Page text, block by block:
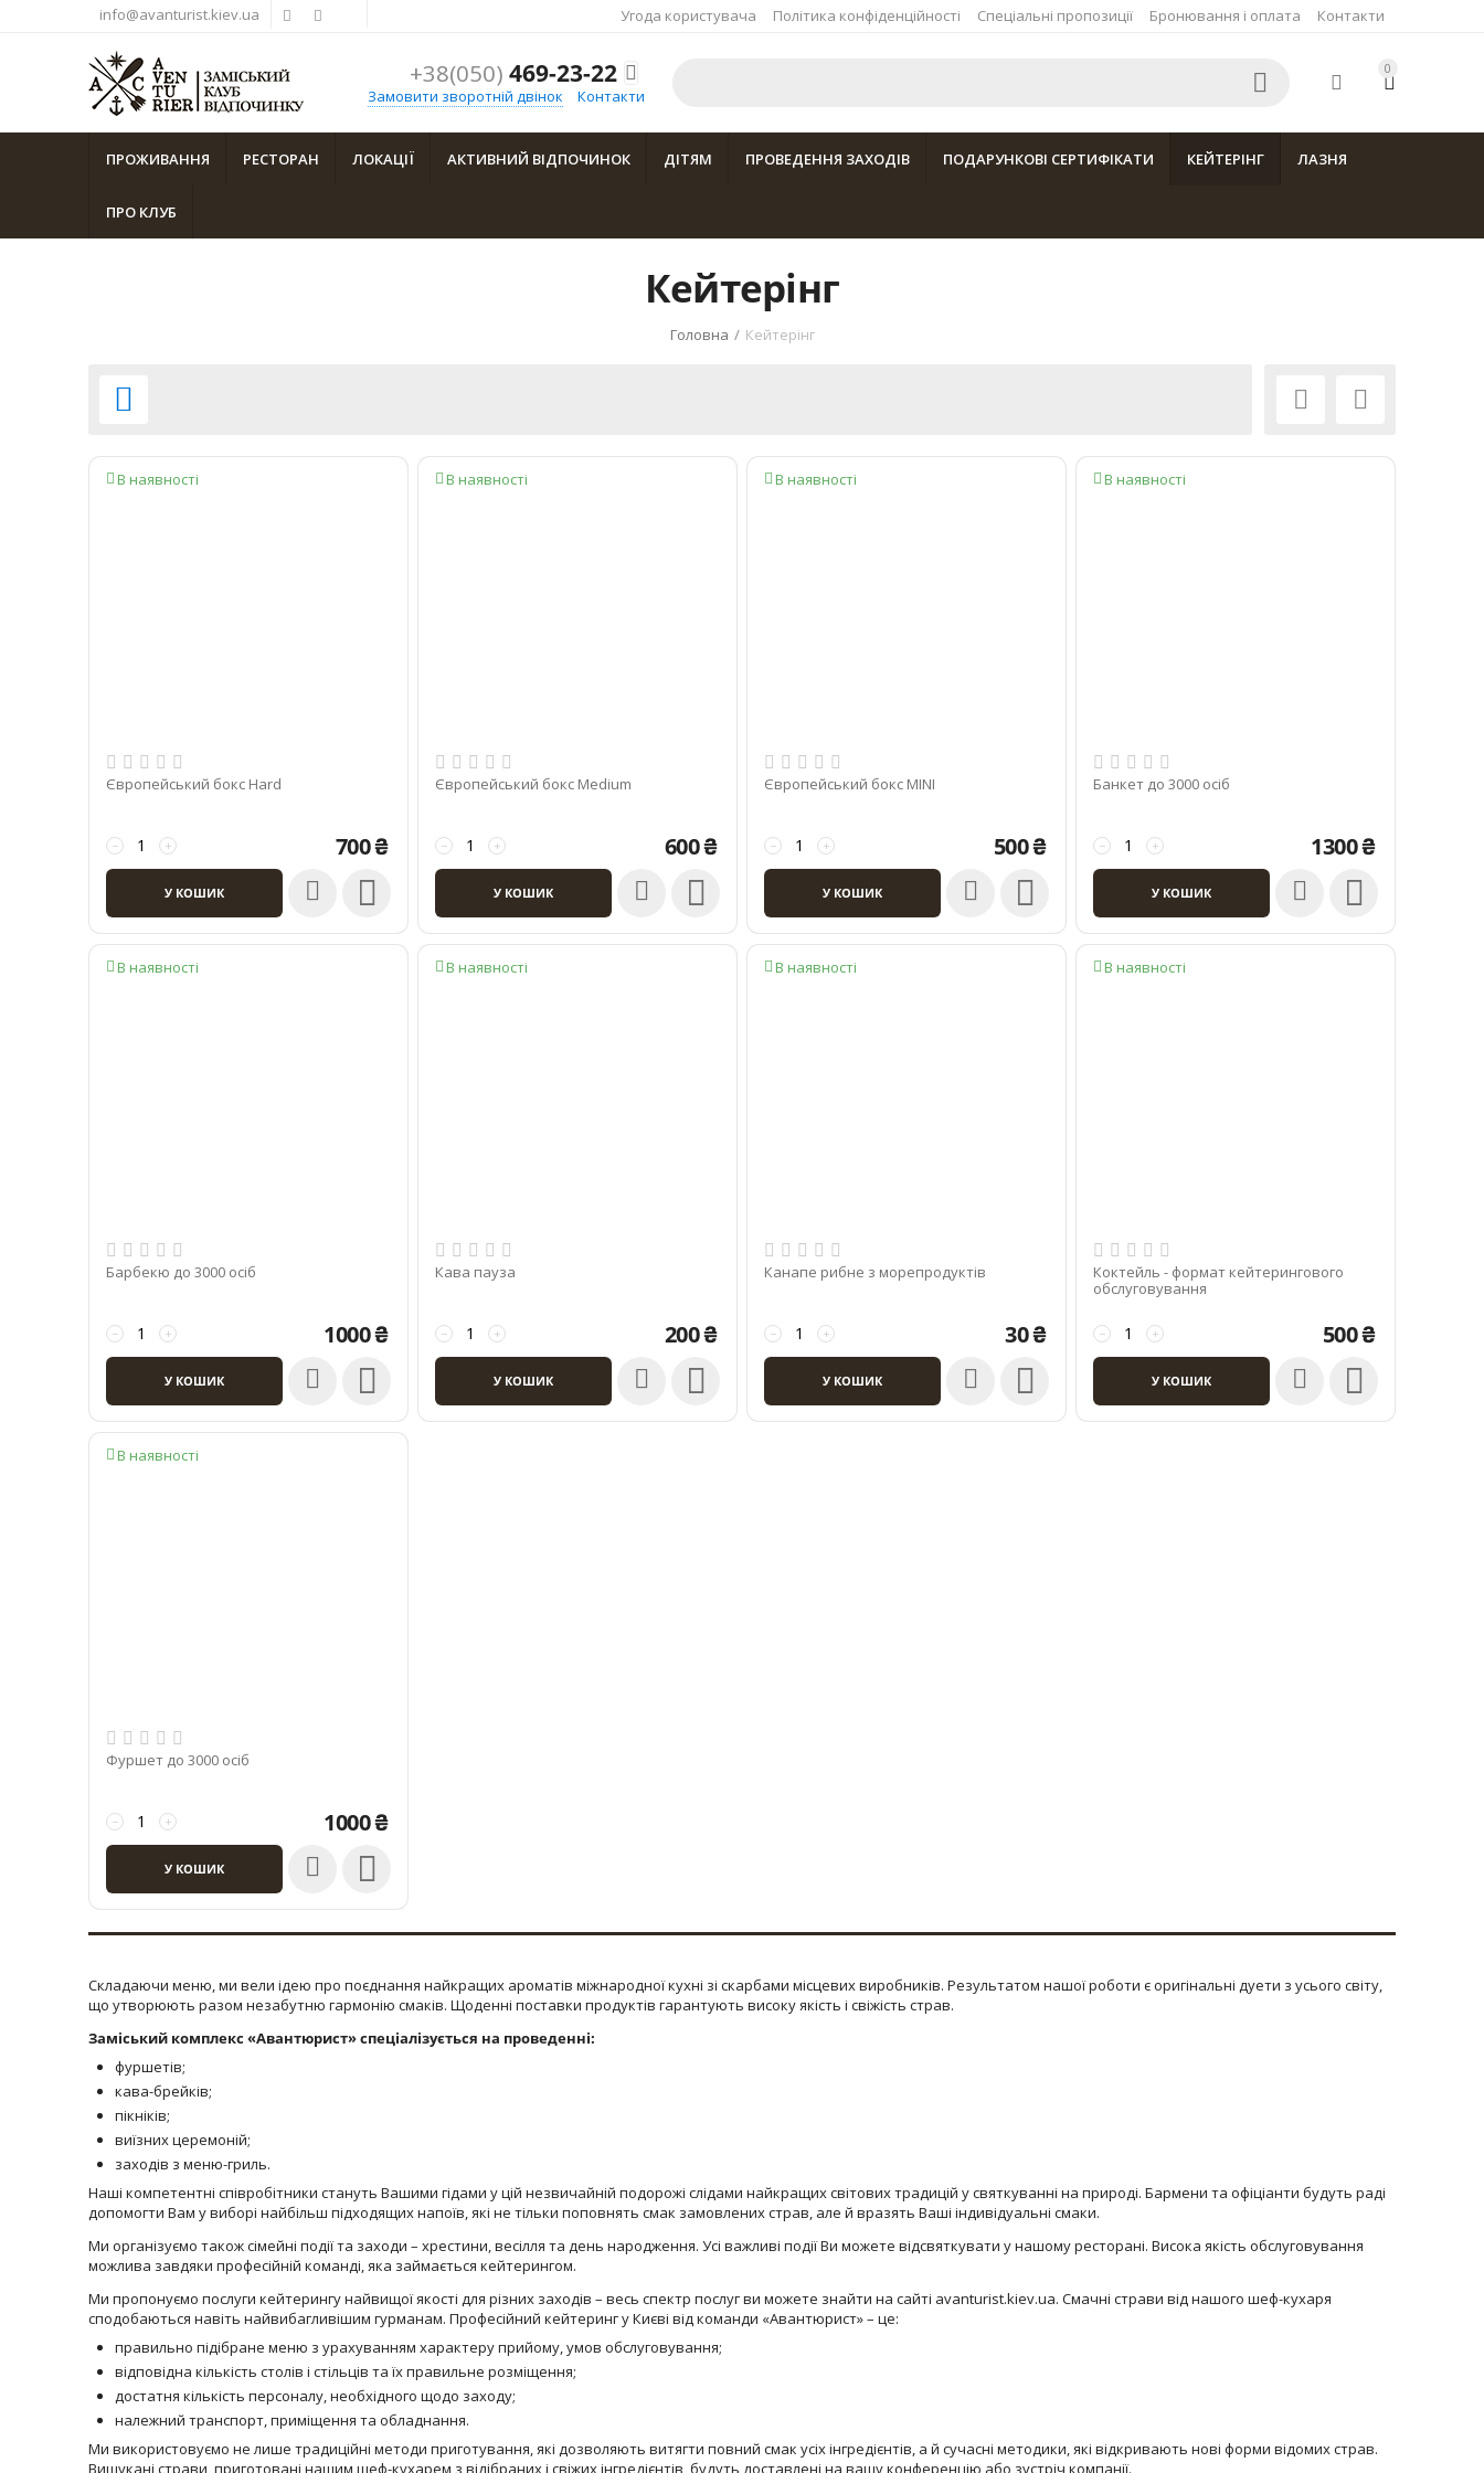
info@avanturist.kiev.ua Угода користувача Політика конфіденційності Спеціальні пропозиції Бронювання і оплата Контакти
+38(050) 469-23-22 
Замовити зворотній двінок Контакти
0



ПРОЖИВАННЯ РЕСТОРАН ЛОКАЦІЇ АКТИВНИЙ ВІДПОЧИНОК ДІТЯМ ПРОВЕДЕННЯ ЗАХОДІВ ПОДАРУНКОВІ СЕРТИФІКАТИ КЕЙТЕРІНГ ЛАЗНЯ
ПРО КЛУБ
Кейтерінг
Головна / Кейтерінг
  
В наявності

Європейський бокс Hard
+
− 700₴
У КОШИК 
В наявності

Європейський бокс Medium
+
− 600₴
У КОШИК 
В наявності

Європейський бокс MINI
+
− 500₴
У КОШИК 
В наявності

Банкет до 3000 осіб
+
− 1300₴
У КОШИК 
В наявності

Барбекю до 3000 осіб
+
− 1000₴
У КОШИК 
В наявності

Кава пауза
+
− 200₴
У КОШИК 
В наявності

Канапе рибне з морепродуктів
+
− 30₴
У КОШИК 
В наявності

Коктейль - формат кейтерингового
обслуговування
+
− 500₴
У КОШИК 
В наявності

Фуршет до 3000 осіб
+
− 1000₴
У КОШИК 
Складаючи меню, ми вели ідею про поєднання найкращих ароматів міжнародної кухні зі скарбами місцевих виробників. Результатом нашої роботи є оригінальні дуети з усього світу,
що утворюють разом незабутню гармонію смаків. Щоденні поставки продуктів гарантують високу якість і свіжість страв.
Заміський комплекс «Авантюрист» спеціалізується на проведенні:
фуршетів;
кава-брейків;
пікніків;
виїзних церемоній;
заходів з меню-гриль.
Наші компетентні співробітники стануть Вашими гідами у цій незвичайній подорожі слідами найкращих світових традицій у святкуванні на природі. Бармени та офіціанти будуть раді
допомогти Вам у виборі найбільш підходящих напоїв, які не тільки поповнять смак замовлених страв, але й вразять Ваші індивідуальні смаки.
Ми організуємо також сімейні події та заходи – хрестини, весілля та день народження. Усі важливі події Ви можете відсвяткувати у нашому ресторані. Висока якість обслуговування
можлива завдяки професійній команді, яка займається кейтерингом.
Ми пропонуємо послуги кейтерингу найвищої якості для різних заходів – весь спектр послуг ви можете знайти на сайті avanturist.kiev.ua. Смачні страви від нашого шеф-кухаря
сподобаються навіть найвибагливішим гурманам. Професійний кейтеринг у Києві від команди «Авантюрист» – це:
правильно підібране меню з урахуванням характеру прийому, умов обслуговування;
відповідна кількість столів і стільців та їх правильне розміщення;
достатня кількість персоналу, необхідного щодо заходу;
належний транспорт, приміщення та обладнання.
Ми використовуємо не лише традиційні методи приготування, які дозволяють витягти повний смак усіх інгредієнтів, а й сучасні методики, які відкривають нові форми відомих страв.
Вишукані страви, приготовані нашим шеф-кухарем з відібраних і свіжих інгредієнтів, будуть доставлені на вашу конференцію або зустріч компанії.